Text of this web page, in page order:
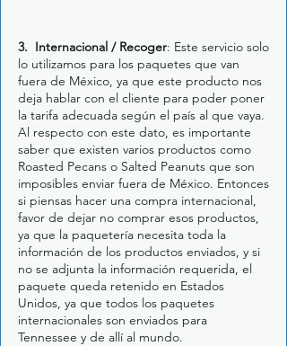
3. Internacional / Recoger: Este servicio solo
lo utilizamos para los paquetes que van
fuera de México, ya que este producto nos
deja hablar con el cliente para poder poner
la tarifa adecuada según el país al que vaya.
Al respecto con este dato, es importante
saber que existen varios productos como
Roasted Pecans o Salted Peanuts que son
imposibles enviar fuera de México. Entonces
si piensas hacer una compra internacional,
favor de dejar no comprar esos productos,
ya que la paquetería necesita toda la
información de los productos enviados, y si
no se adjunta la información requerida, el
paquete queda retenido en Estados
Unidos, ya que todos los paquetes
internacionales son enviados para
Tennessee y de allí al mundo.